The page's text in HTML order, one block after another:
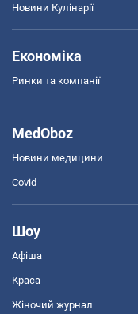
Новини Кулінарії
Економіка
Ринки та компанії
MedOboz
Новини медицини
Covid
Шоу
Афіша
Краса
Жіночий журнал